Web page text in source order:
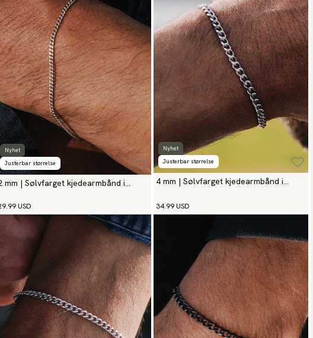
Nyhet
Justerbar størrelse
mm | Sølvfarget kjedearmbånd i
USD
Nyhet
Justerbar størrelse
4 mm | Sølvfarget kjedearmbånd i
34.99 USD